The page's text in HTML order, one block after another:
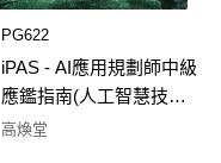
PG622
iPAS - AI應用規劃師中級
應鑑指南(人工智慧技術
應用與規劃、大數據處
高煥堂